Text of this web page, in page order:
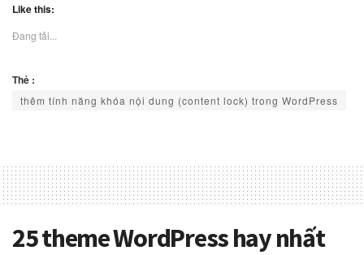
Like this:
Đang tải...
Thẻ :
thêm tính năng khóa nội dung (content lock) trong WordPress
25 theme WordPress hay nhất